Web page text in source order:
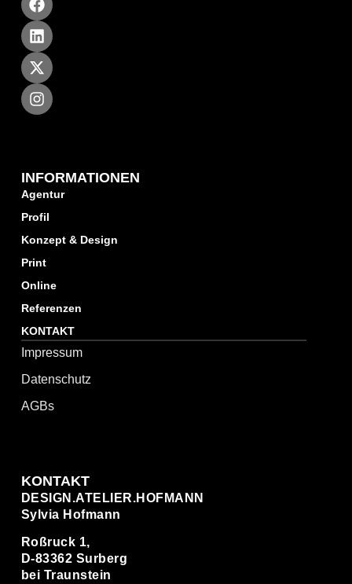
INFORMATIONEN
Agentur
Profil
Konzept & Design
Print
Online
Referenzen
KONTAKT
Impressum
Datenschutz
AGBs
KONTAKT
DESIGN.ATELIER.HOFMANN
Sylvia Hofmann
Roßruck 1,
D-83362 Surberg
bei Traunstein